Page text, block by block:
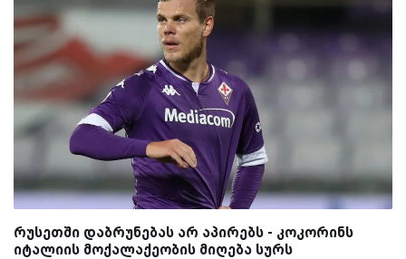
რუსეთში დაბრუნებას არ აპირებს - კოკორინს
იტალიის მოქალაქეობის მიღება სურს